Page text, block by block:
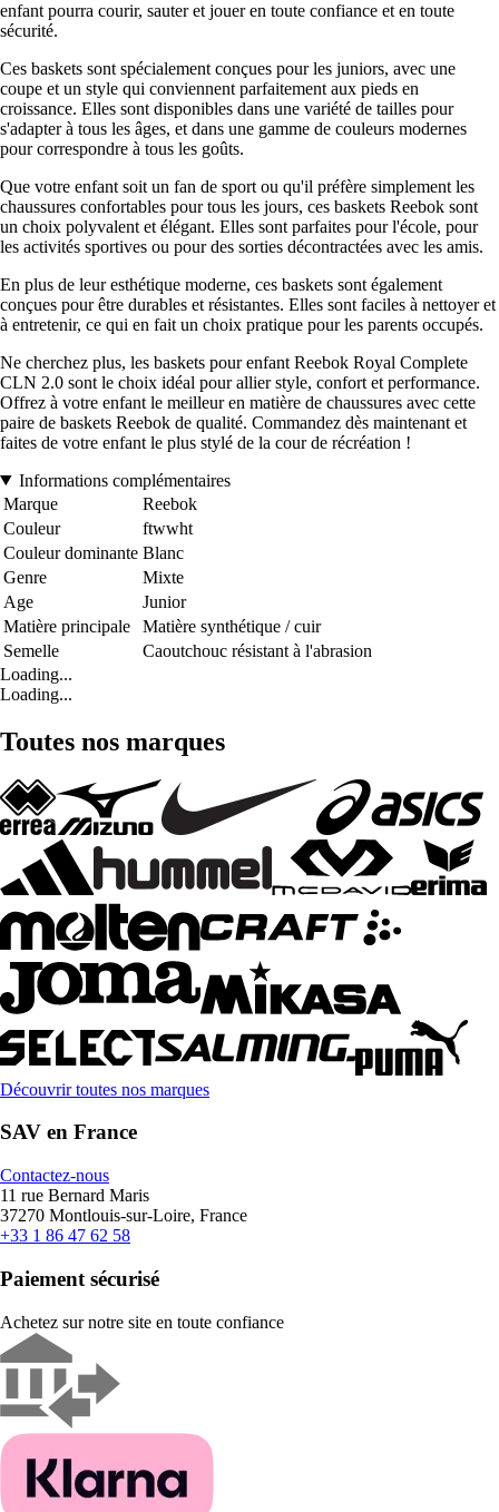
enfant pourra courir, sauter et jouer en toute confiance et en toute
sécurité.
Ces baskets sont spécialement conçues pour les juniors, avec une
coupe et un style qui conviennent parfaitement aux pieds en
croissance. Elles sont disponibles dans une variété de tailles pour
s'adapter à tous les âges, et dans une gamme de couleurs modernes
pour correspondre à tous les goûts.
Que votre enfant soit un fan de sport ou qu'il préfère simplement les
chaussures confortables pour tous les jours, ces baskets Reebok sont
un choix polyvalent et élégant. Elles sont parfaites pour l'école, pour
les activités sportives ou pour des sorties décontractées avec les amis.
En plus de leur esthétique moderne, ces baskets sont également
conçues pour être durables et résistantes. Elles sont faciles à nettoyer et
à entretenir, ce qui en fait un choix pratique pour les parents occupés.
Ne cherchez plus, les baskets pour enfant Reebok Royal Complete
CLN 2.0 sont le choix idéal pour allier style, confort et performance.
Offrez à votre enfant le meilleur en matière de chaussures avec cette
paire de baskets Reebok de qualité. Commandez dès maintenant et
faites de votre enfant le plus stylé de la cour de récréation !
Informations complémentaires
Marque
Reebok
Couleur
ftwwht
Couleur dominante Blanc
Genre
Mixte
Age
Junior
Matière principale
Matière synthétique / cuir
Semelle
Caoutchouc résistant à l'abrasion
Loading...
Loading...
Toutes nos marques
Découvrir toutes nos marques
SAV en France
Contactez-nous
11 rue Bernard Maris
37270 Montlouis-sur-Loire, France
+33 1 86 47 62 58
Paiement sécurisé
Achetez sur notre site en toute confiance